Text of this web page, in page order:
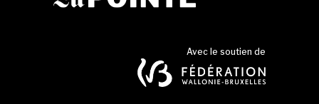
Avec le soutien de